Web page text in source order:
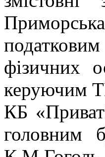
фізичних
керуючим
КБ
головним